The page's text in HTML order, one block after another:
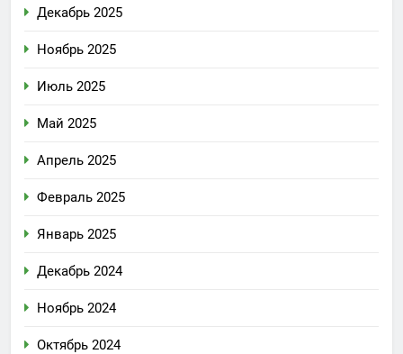
Декабрь 2025
Ноябрь 2025
Июль 2025
Май 2025
Апрель 2025
Февраль 2025
Январь 2025
Декабрь 2024
Ноябрь 2024
Октябрь 2024